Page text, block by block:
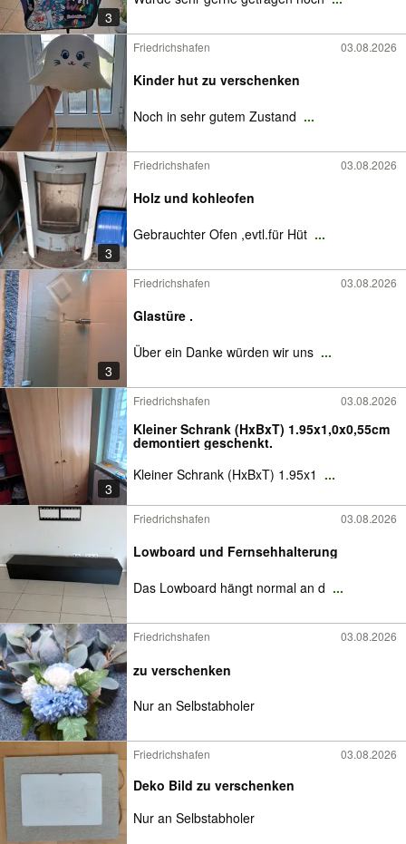
3
Friedrichshafen 03.08.2026
Kinder hut zu verschenken
Noch in sehr gutem Zustand ...
3
Friedrichshafen 03.08.2026
Holz und kohleofen
Gebrauchter Ofen ,evtl.für Hüt ...
3
Friedrichshafen 03.08.2026
Glastüre .
Über ein Danke würden wir uns ...
3
Friedrichshafen 03.08.2026
Kleiner Schrank (HxBxT) 1.95x1,0x0,55cm
demontiert geschenkt.
Kleiner Schrank (HxBxT) 1.95x1 ...
Friedrichshafen 03.08.2026
Lowboard und Fernsehhalterung
Das Lowboard hängt normal an d ...
Friedrichshafen 03.08.2026
zu verschenken
Nur an Selbstabholer
Friedrichshafen 03.08.2026
Deko Bild zu verschenken
Nur an Selbstabholer